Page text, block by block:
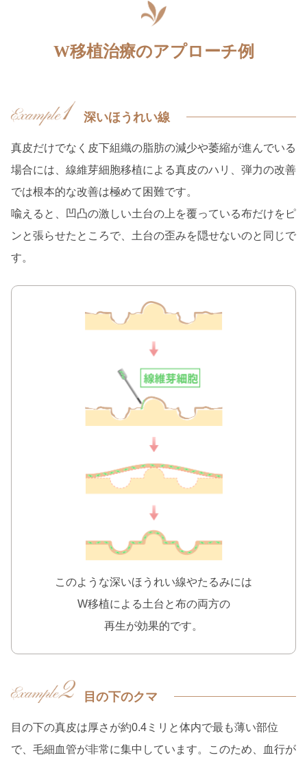
W移植治療のアプローチ例
深いほうれい線
真皮だけでなく皮下組織の脂肪の減少や萎縮が進んでいる
場合には、線維芽細胞移植による真皮のハリ、弾力の改善
では根本的な改善は極めて困難です。
喩えると、凹凸の激しい土台の上を覆っている布だけをピ
ンと張らせたところで、土台の歪みを隠せないのと同じで
す。
このような深いほうれい線やたるみには
W移植による土台と布の両方の
再生が効果的です。
目の下のクマ
目の下の真皮は厚さが約0.4ミリと体内で最も薄い部位
で、毛細血管が非常に集中しています。このため、血行が